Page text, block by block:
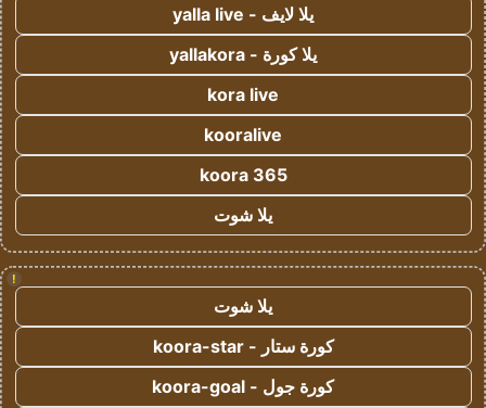
يلا لايف - yalla live
يلا كورة - yallakora
kora live
kooralive
koora 365
يلا شوت
!
يلا شوت
كورة ستار - koora-star
كورة جول - koora-goal